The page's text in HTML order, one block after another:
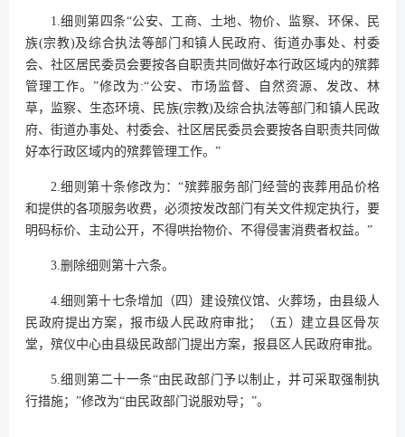
1.细则第四条“公安、工商、土地、物价、监察、环保、民
族(宗教)及综合执法等部门和镇人民政府、街道办事处、村委
会、社区居民委员会要按各自职责共同做好本行政区域内的殡葬
管理工作。”修改为:“公安、市场监督、自然资源、发改、林
草，监察、生态环境、民族(宗教)及综合执法等部门和镇人民政
府、街道办事处、村委会、社区居民委员会要按各自职责共同做
好本行政区域内的殡葬管理工作。”
2.细则第十条修改为：“殡葬服务部门经营的丧葬用品价格
和提供的各项服务收费，必须按发改部门有关文件规定执行，要
明码标价、主动公开，不得哄抬物价、不得侵害消费者权益。”
3.删除细则第十六条。
4.细则第十七条增加（四）建设殡仪馆、火葬场，由县级人
民政府提出方案，报市级人民政府审批；（五）建立县区骨灰
堂，殡仪中心由县级民政部门提出方案，报县区人民政府审批。
5.细则第二十一条“由民政部门予以制止，并可采取强制执
行措施；”修改为“由民政部门说服劝导；”。